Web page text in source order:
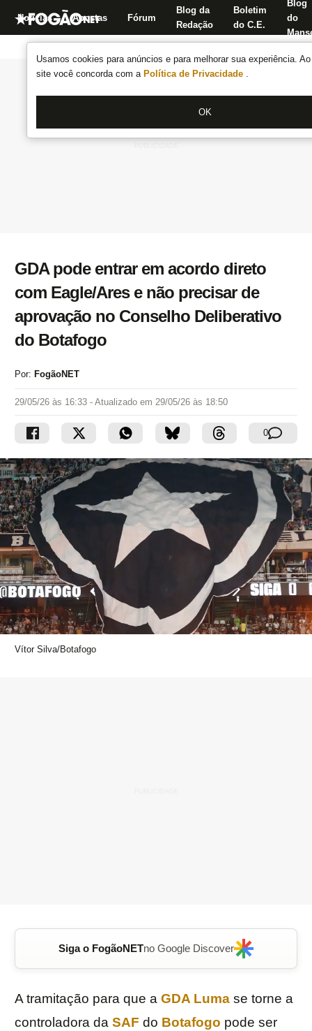
Usamos cookies para anúncios e para melhorar sua experiência.
site você concorda com a Política de Privacidade .
OK
Notícias Apostas Fórum
Blog da
Redação
Boletim
do C.E.
Blog
do
GDA pode entrar em acordo direto
com Eagle/Ares e não precisar de
aprovação no Conselho Deliberativo
do Botafogo
Por: FogãoNET
29/05/26 às 16:33 - Atualizado em 29/05/26 às 18:50
0
Vítor Silva/Botafogo
Siga o FogãoNETno Google Discover
A tramitação para que a GDA Luma se torne a
controladora da SAF do Botafogo pode ser